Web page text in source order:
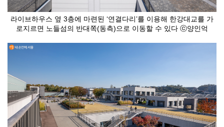
라이브하우스 옆 3층에 마련된 ‘연결다리’를 이용해 한강대교를 가
로지르면 노들섬의 반대쪽(동측)으로 이동할 수 있다 ⓒ양인억